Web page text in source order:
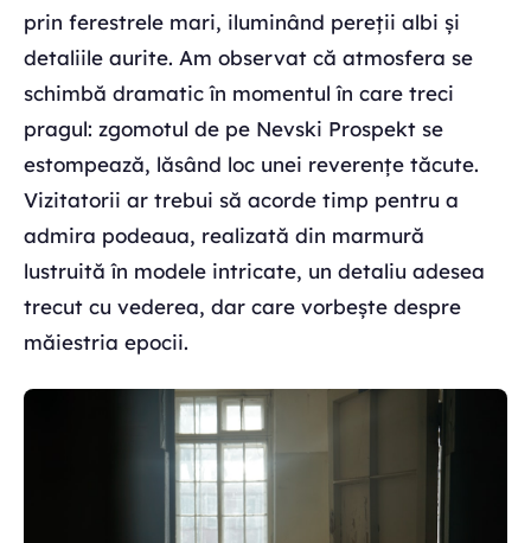
prin ferestrele mari, iluminând pereții albi și
detaliile aurite. Am observat că atmosfera se
schimbă dramatic în momentul în care treci
pragul: zgomotul de pe Nevski Prospekt se
estompează, lăsând loc unei reverențe tăcute.
Vizitatorii ar trebui să acorde timp pentru a
admira podeaua, realizată din marmură
lustruită în modele intricate, un detaliu adesea
trecut cu vederea, dar care vorbește despre
măiestria epocii.